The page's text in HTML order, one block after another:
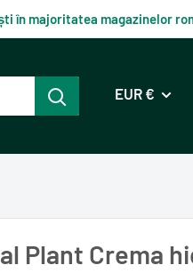
în majoritatea magazinelor
EUR €
Plant Crema